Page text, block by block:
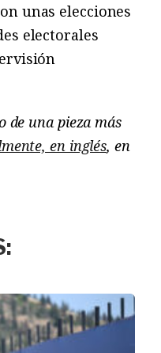
unas elecciones
electorales
de una pieza más
en inglés, en